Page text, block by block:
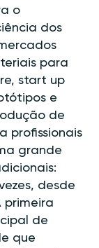
o
dos
para
start up
e
de
profissionais
grande
desde
primeira
de
que